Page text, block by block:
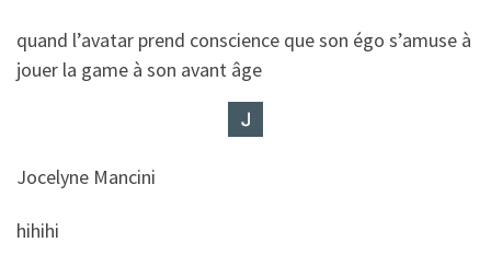
​​quand l’avatar prend conscience que son égo s’amuse à
jouer la game à son avant âge
Jocelyne Mancini
​​hihihi